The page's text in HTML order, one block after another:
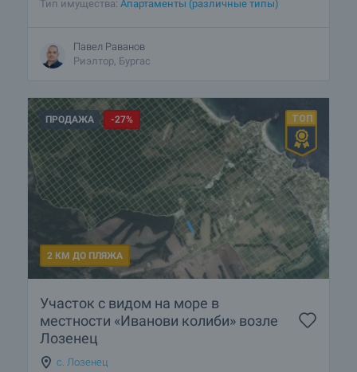
Тип имущества: Апартаменты (различные типы)
Павел Раванов
Риэлтор, Бургас
ПРОДАЖА -27%
2 КМ ДО ПЛЯЖА
Участок с видом на море в
местности «Иванови колиби» возле
Лозенец
с. Лозенец